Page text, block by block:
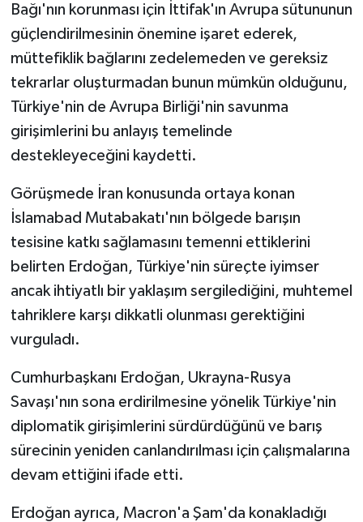
Bağı'nın korunması için İttifak'ın Avrupa sütununun
güçlendirilmesinin önemine işaret ederek,
müttefiklik bağlarını zedelemeden ve gereksiz
tekrarlar oluşturmadan bunun mümkün olduğunu,
Türkiye'nin de Avrupa Birliği'nin savunma
girişimlerini bu anlayış temelinde
destekleyeceğini kaydetti.
Görüşmede İran konusunda ortaya konan
İslamabad Mutabakatı'nın bölgede barışın
tesisine katkı sağlamasını temenni ettiklerini
belirten Erdoğan, Türkiye'nin süreçte iyimser
ancak ihtiyatlı bir yaklaşım sergilediğini, muhtemel
tahriklere karşı dikkatli olunması gerektiğini
vurguladı.
Cumhurbaşkanı Erdoğan, Ukrayna-Rusya
Savaşı'nın sona erdirilmesine yönelik Türkiye'nin
diplomatik girişimlerini sürdürdüğünü ve barış
sürecinin yeniden canlandırılması için çalışmalarına
devam ettiğini ifade etti.
Erdoğan ayrıca, Macron'a Şam'da konakladığı